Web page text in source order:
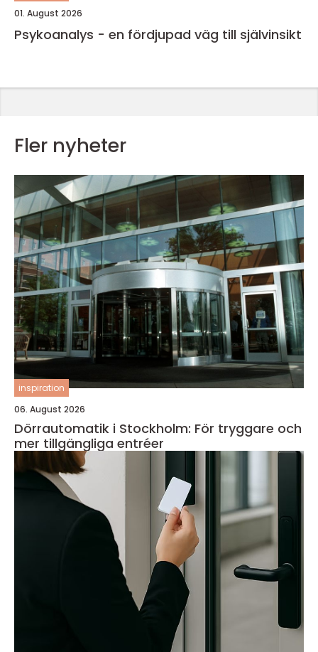
01. August 2026
Psykoanalys - en fördjupad väg till självinsikt
Fler nyheter
inspiration
06. August 2026
Dörrautomatik i Stockholm: För tryggare och
mer tillgängliga entréer